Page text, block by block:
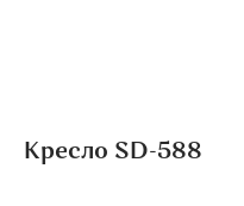
Кресло SD-588